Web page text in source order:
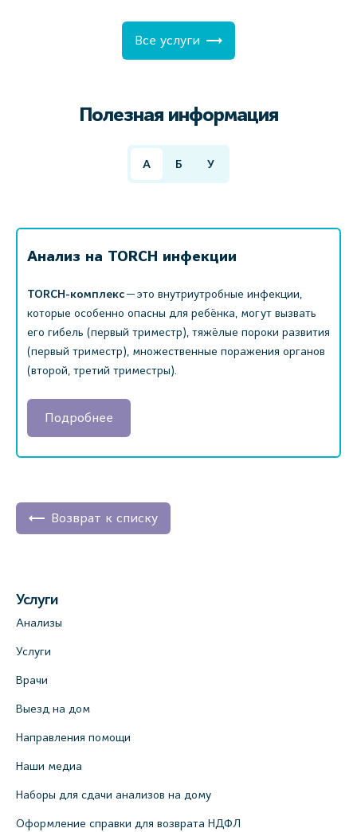
Все услуги
Полезная информация
А Б У
Анализ на TORCH инфекции
TORCH-комплекс— это внутриутробные инфекции,
которые особенно опасны для ребёнка, могут вызвать
его гибель (первый триместр), тяжёлые пороки развития
(первый триместр), множественные поражения органов
(второй, третий триместры).
Подробнее
Возврат к списку
Услуги
Анализы
Услуги
Врачи
Выезд на дом
Направления помощи
Наши медиа
Наборы для сдачи анализов на дому
Оформление справки для возврата НДФЛ